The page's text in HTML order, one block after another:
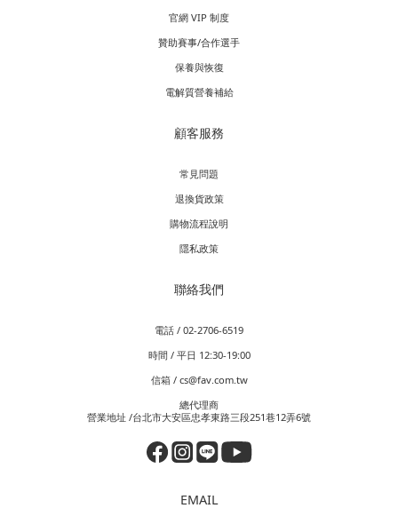
官網 VIP 制度
贊助賽事/合作選手
保養與恢復
電解質營養補給
顧客服務
常見問題
退換貨政策
購物流程說明
隱私政策
聯絡我們
電話 / 02-2706-6519
時間 / 平日 12:30-19:00
信箱 / cs@fav.com.tw
總代理商
營業地址 /台北市大安區忠孝東路三段251巷12弄6號
EMAIL